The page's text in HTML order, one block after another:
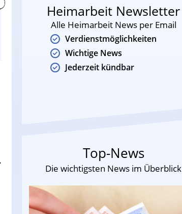
Heimarbeit Newsletter
Alle Heimarbeit News per Email
Verdienstmöglichkeiten
Wichtige News
Jederzeit kündbar
Top-News
Die wichtigsten News im Überblick